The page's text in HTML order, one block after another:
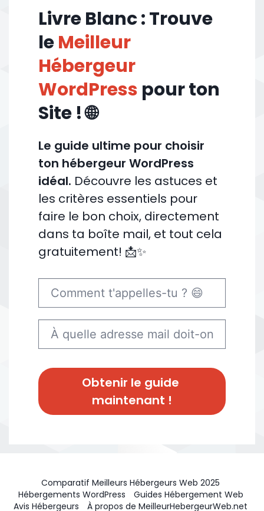
Livre Blanc : Trouve
leMeilleur
Hébergeur
WordPress pour ton
Site ! 🌐
Le guide ultime pour choisir
ton hébergeur WordPress
idéal. Découvre les astuces et
les critères essentiels pour
faire le bon choix, directement
dans ta boîte mail, et tout cela
gratuitement! 📩✨
Obtenir le guide
maintenant !
Comparatif Meilleurs Hébergeurs Web 2025
Hébergements WordPress
Guides Hébergement Web
Avis Hébergeurs
À propos de MeilleurHebergeurWeb.net